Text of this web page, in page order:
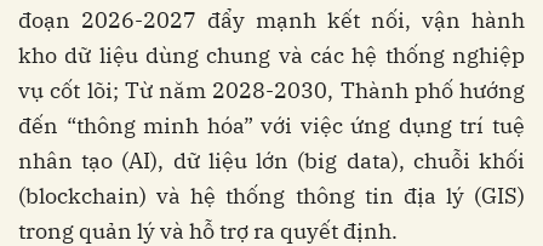
đoạn 2026-2027 đẩy mạnh kết nối, vận hành
kho dữ liệu dùng chung và các hệ thống nghiệp
vụ cốt lõi; Từ năm 2028-2030, Thành phố hướng
đến “thông minh hóa” với việc ứng dụng trí tuệ
nhân tạo (AI), dữ liệu lớn (big data), chuỗi khối
(blockchain) và hệ thống thông tin địa lý (GIS)
trong quản lý và hỗ trợ ra quyết định.